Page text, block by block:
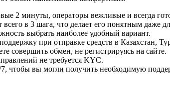
2 минуты, операторы вежливые и всегда
в 3 шага, что делает его понятным даже
выбрать наиболее удобный вариант.
при отправке средств в Казахстан,
совершить обмен, не регистрируясь на сайте.
не требуется KYC.
чтобы вы могли получить необходимую